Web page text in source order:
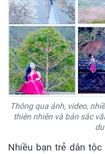
Thông qua ảnh, video,
thiên nhiên và bản sắc
Nhiều bạn trẻ dân